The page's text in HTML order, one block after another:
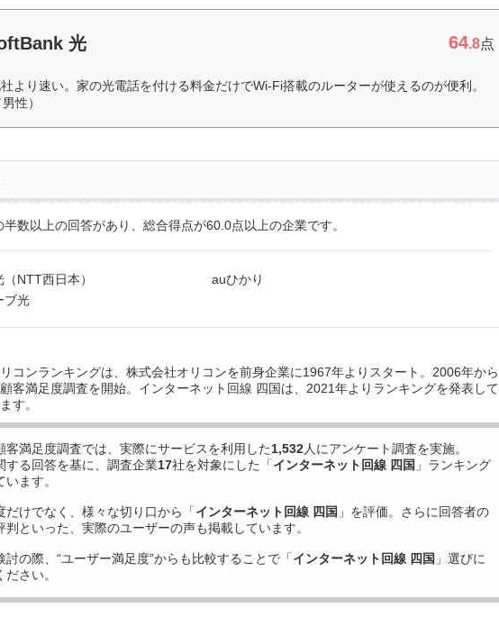
光 64.8点
より速い。家の光電話を付ける料金だけでWi-Fi搭載のルーターが使えるのが便利。
性）
半数以上の回答があり、総合得点が60.0点以上の企業です。
NTT西日本）
auひかり
ブ光
コンランキングは、株式会社オリコンを前身企業に1967年よりスタート。2006年から
客満足度調査を開始。インターネット回線 四国は、2021年よりランキングを発表して
す。
客満足度調査では、実際にサービスを利用した1,532人にアンケート調査を実施。
する回答を基に、調査企業17社を対象にした「インターネット回線 四国 」ランキング
ます。
だけでなく、様々な切り口から「インターネット回線 四国 」を評価。さらに回答者の
判といった、実際のユーザーの声も掲載しています。
討の際、“ユーザー満足度”からも比較することで「インターネット回線 四国 」選びに
さい。